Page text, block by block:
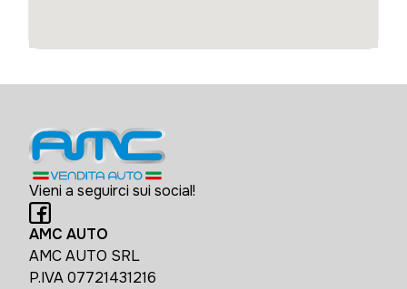
Vieni a seguirci sui social!
AMC AUTO
AMC AUTO SRL
P.IVA 07721431216